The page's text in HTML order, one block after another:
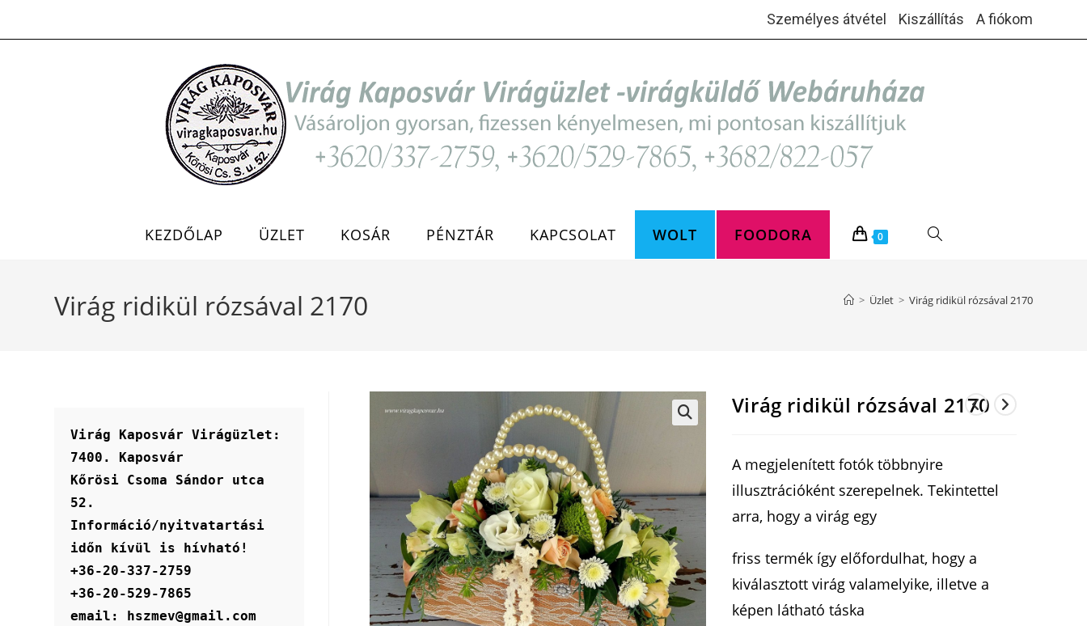
Személyes átvétel Kiszállítás A fiókom
KEZDŐLAP ÜZLET KOSÁR PÉNZTÁR KAPCSOLAT WOLT FOODORA 0 TOGGLE
Virág ridikül rózsával 2170 > Üzlet > Virág ridikül rózsával 2170
Virág ridikül rózsával 2170
A megjelenített fotók többnyire
illusztrációként szerepelnek. Tekintettel
arra, hogy a virág egy
friss termék így előfordulhat, hogy a
kiválasztott virág valamelyike, illetve a
képen látható táska
Virág Kaposvár Virágüzlet:
7400. Kaposvár
Kőrösi Csoma Sándor utca
52.
Információ/nyitvatartási
időn kívül is hívható!
+36-20-337-2759
+36-20-529-7865
email: hszmev@gmail.com